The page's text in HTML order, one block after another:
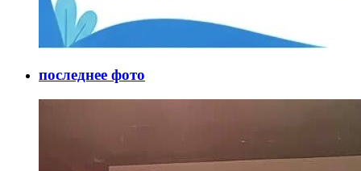
последнее фото